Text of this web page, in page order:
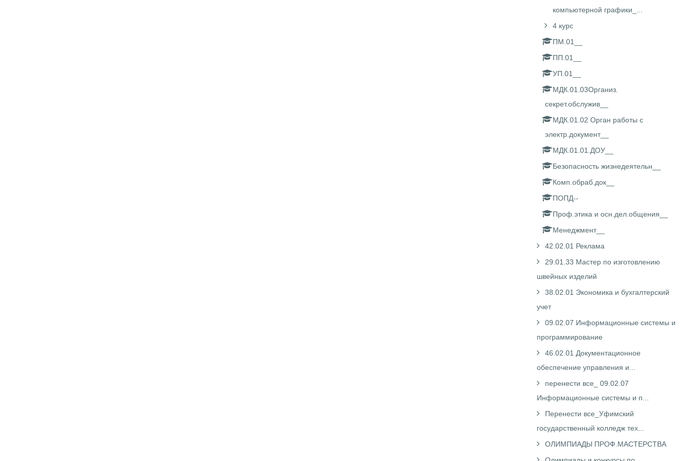
компьютерной графики_...
4 курс
ПМ.01__
ПП.01__
УП.01__
МДК.01.03Организ.
секрет.обслужив__
МДК.01.02 Орган работы с
электр.документ__
МДК.01.01.ДОУ__
Безопасность жизнедеятельн__
Комп.обраб.док__
ПОПД--
Проф.этика и осн.дел.общения__
Менеджмент__
42.02.01 Реклама
29.01.33 Мастер по изготовлению
швейных изделий
38.02.01 Экономика и бухгалтерский
учет
09.02.07 Информационные системы и
программирование
46.02.01 Документационное
обеспечение управления и...
перенести все_ 09.02.07
Информационные системы и п...
Перенести все_Уфимский
государственный колледж тех...
ОЛИМПИАДЫ ПРОФ.МАСТЕРСТВА